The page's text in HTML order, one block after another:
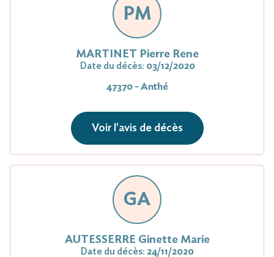
PM
MARTINET Pierre Rene
Date du décès: 03/12/2020
47370 - Anthé
Voir l'avis de décès
GA
AUTESSERRE Ginette Marie
Date du décès: 24/11/2020